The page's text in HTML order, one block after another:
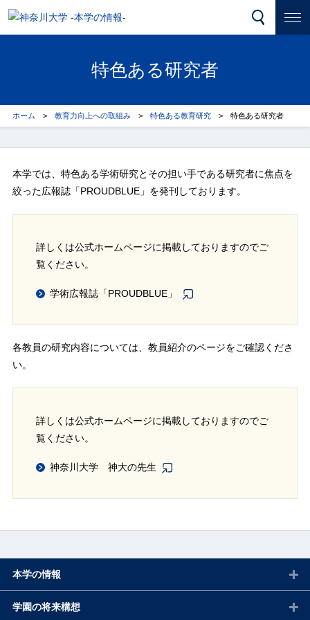
特色ある研究者
ホーム 教育力向上への取組み 特色ある教育研究 特色ある研究者
本学では、特色ある学術研究とその担い手である研究者に焦点を
絞った広報誌「PROUDBLUE」を発刊しております。
詳しくは公式ホームページに掲載しておりますのでご
覧ください。
学術広報誌「PROUDBLUE」
各教員の研究内容については、教員紹介のページをご確認くださ
い。
詳しくは公式ホームページに掲載しておりますのでご
覧ください。
神奈川大学 神大の先生
本学の情報
学園の将来構想